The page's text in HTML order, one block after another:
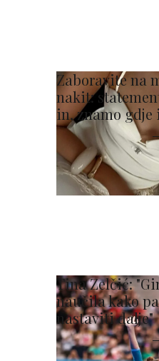
Zaboravite na
nakit:
in, znamo
Tina Zelčić:
naučila kako
nastaviti dalje"